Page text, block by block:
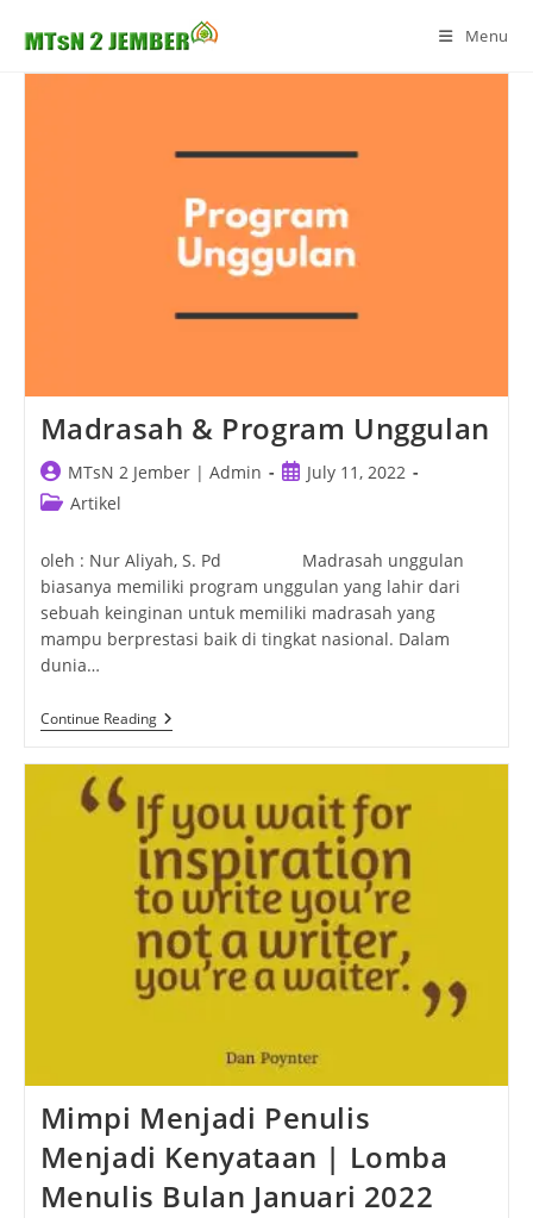
content
Menu
Madrasah & Program Unggulan
Post
author:
MTsN 2 Jember | Admin
PostJuly 11, 2022
PostArtikel
oleh : Nur Aliyah, S. Pd Madrasah unggulan
biasanya memiliki program unggulan yang lahir dari
sebuah keinginan untuk memiliki madrasah yang
mampu berprestasi baik di tingkat nasional. Dalam
dunia…
Continue ReadingMadrasah
&
Mimpi Menjadi Penulis
Menjadi Kenyataan | Lomba
Menulis Bulan Januari 2022